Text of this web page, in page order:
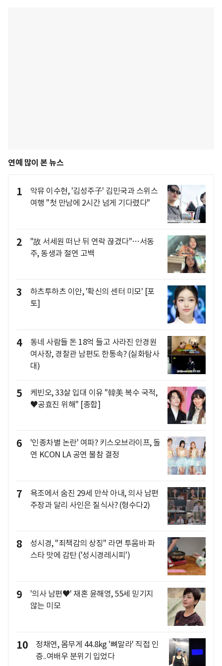
연예 많이 본 뉴스
1
악뮤 이수현, '김성주子' 김민국과 스위스
여행 "첫 만남에 2시간 넘게 기다렸다"
2
"故 서세원 떠난 뒤 연락 끊겼다"…서동
주, 동생과 절연 고백
3
하츠투하츠 이안, '확신의 센터 미모' [포
토]
4
동네 사람들 돈 18억 들고 사라진 안경원
여사장, 경찰관 남편도 한통속? (실화탐사
대)
5
케빈오, 33살 입대 이유 "韓美 복수 국적,
♥공효진 위해" [종합]
6
'인종차별 논란' 여파? 키스오브라이프, 돌
연 KCON LA 공연 불참 결정
7
욕조에서 숨진 29세 만삭 아내, 의사 남편
주장과 달리 사인은 질식사? (형수다2)
8
성시경, "죄책감의 상징" 라면 투움바 파
스타 맛에 감탄 ('성시경레시피')
9
'의사 남편♥' 재혼 윤해영, 55세 믿기지
않는 미모
10
정채연, 몸무게 44.8kg '뼈말라' 직접 인
증..여배우 분위기 입었다